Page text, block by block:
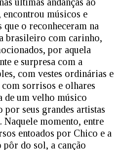
encontrou músicos e
que o reconheceram na
brasileiro com carinho,
por aquela
e surpresa com a
com vestes ordinárias e
sorrisos e olhares
de um velho músico
por seus grandes artistas
momento, entre
entoados por Chico e a
pôr do sol, a canção